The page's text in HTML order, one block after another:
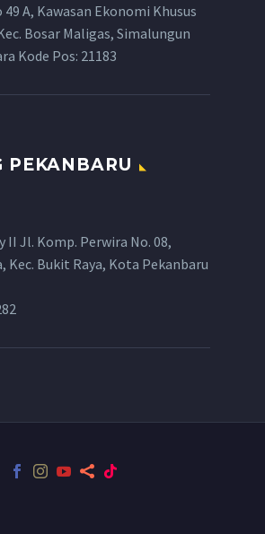
49 A, Kawasan Ekonomi Khusus
Bosar Maligas, Simalungun
Kode Pos: 21183
PEKANBARU
II Jl. Komp. Perwira No. 08,
Kec. Bukit Raya, Kota Pekanbaru